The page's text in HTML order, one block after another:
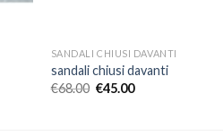
SANDALI CHIUSI DAVANTI
sandali chiusi davanti
€68.00 €45.00